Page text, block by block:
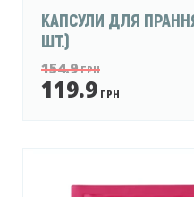
КАПСУЛИ ДЛЯ ПРАННЯ
ШТ.)
154.9ГРН
119.9 ГРН